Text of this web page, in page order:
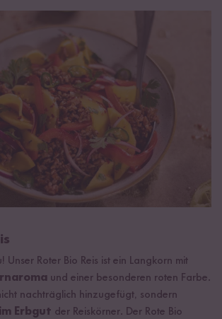
Unser Roter Bio Reis ist ein Langkorn mit
und einer besonderen roten Farbe.
nachträglich hinzugefügt, sondern
Erbgut der Reiskörner. Der Rote Bio